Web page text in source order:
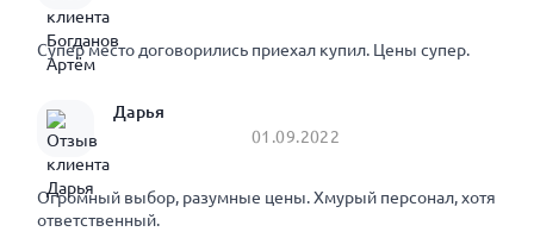
Супер место договорились приехал купил. Цены супер.
Дарья
01.09.2022
Огромный выбор, разумные цены. Хмурый персонал, хотя
ответственный.